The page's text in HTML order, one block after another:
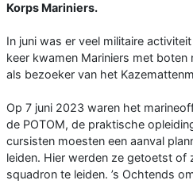
Korps Mariniers.
In juni was er veel militaire
keer kwamen Mariniers met boten
als bezoeker van het
Op 7 juni 2023 waren het
de POTOM, de praktische
cursisten moesten een aanval
leiden. Hier werden ze getoetst of
squadron te leiden. ’s Ochtends